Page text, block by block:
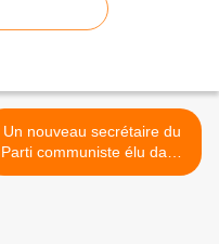
Un nouveau secrétaire du
Parti communiste élu dans
la capitale cubaine >